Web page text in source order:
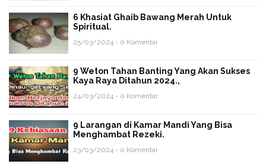
6 Khasiat Ghaib Bawang Merah Untuk
Spiritual.
25/03/2024 - 0 Komentar
9 Weton Tahan Banting Yang Akan Sukses
Kaya Raya Ditahun 2024.,
24/03/2024 - 0 Komentar
9 Larangan di Kamar Mandi Yang Bisa
Menghambat Rezeki.
23/03/2024 - 0 Komentar